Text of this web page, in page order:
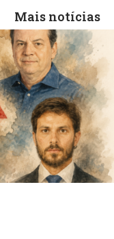
Mais notícias